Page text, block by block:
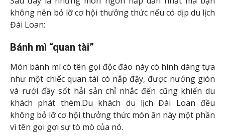
Bánh tiêu
Bánh tiêu là món ăn vặt được yêu thích có nhiều ở chợ
đêm Rao He, Đài Loan. Những chiếc bánh tiêu thơm
lừng nướng trên than hồng tỏa mùi thơm ngào ngạt
khiến cho thực khách khó lòng cưỡng lại.